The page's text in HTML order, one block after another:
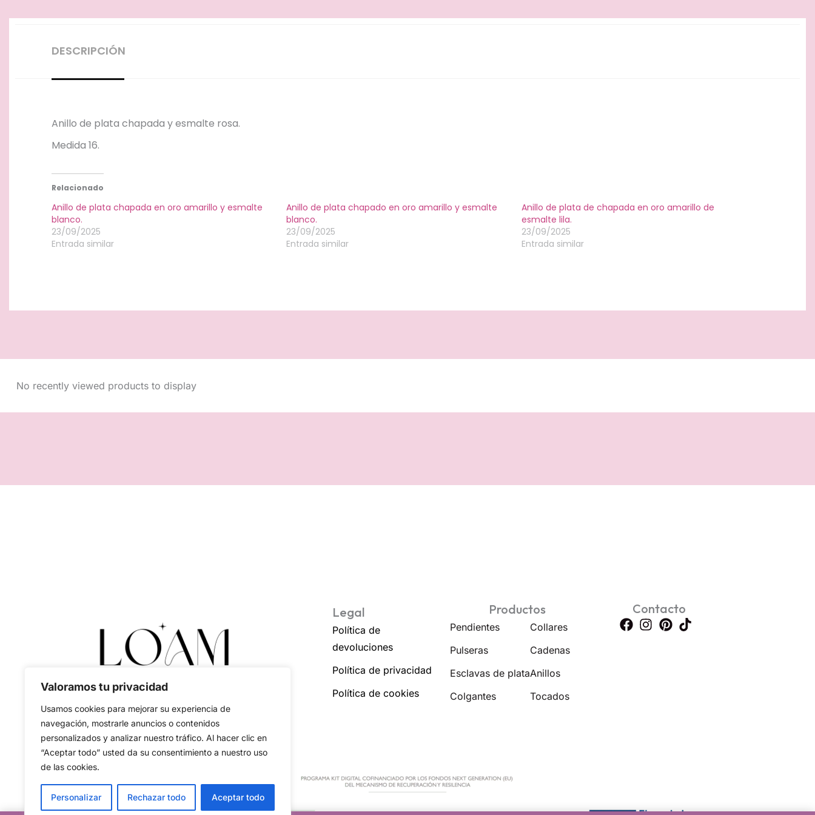
Valoramos tu privacidad
Usamos cookies para mejorar su experiencia de
navegación, mostrarle anuncios o contenidos
personalizados y analizar nuestro tráfico. Al hacer clic en
“Aceptar todo” usted da su consentimiento a nuestro uso
de las cookies.
Personalizar Rechazar todo Aceptar todo
DESCRIPCIÓN
Anillo de plata chapada y esmalte rosa.
Medida 16.
Relacionado
Anillo de plata chapada en oro amarillo y esmalte
blanco.
23/09/2025
Entrada similar
Anillo de plata chapado en oro amarillo y esmalte
blanco.
23/09/2025
Entrada similar
Anillo de plata de chapada en oro amarillo de
esmalte lila.
23/09/2025
Entrada similar
No recently viewed products to display
Legal
Política de
devoluciones
Política de privacidad
Política de cookies
Productos
Pendientes
Pulseras
Esclavas de plata
Colgantes
Collares
Cadenas
Anillos
Tocados
Contacto